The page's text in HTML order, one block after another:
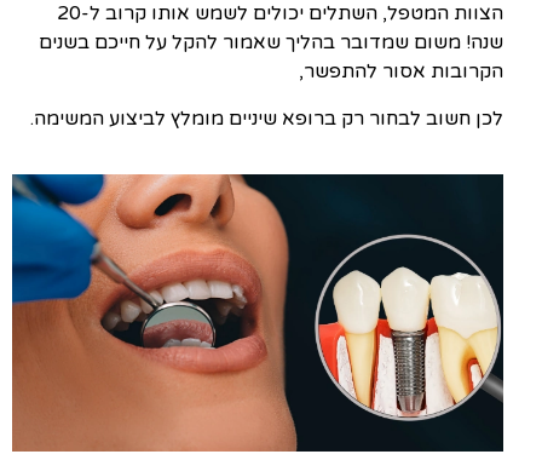
הצוות המטפל, השתלים יכולים לשמש אותו קרוב ל-20
שנה! משום שמדובר בהליך שאמור להקל על חייכם בשנים
הקרובות אסור להתפשר,
לכן חשוב לבחור רק ברופא שיניים מומלץ לביצוע המשימה.